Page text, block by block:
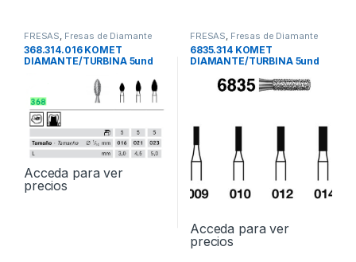
FRESAS Fresas de Diamante
368.314.016 KOMET
DIAMANTE/TURBINA 5und
Acceda para ver
precios
FRESAS Fresas de Diamante
6835.314 KOMET
DIAMANTE/TURBINA 5und
Acceda para ver
precios